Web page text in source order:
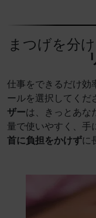
まつげを分
仕事をできるだけ効
ールを選択してくだ
ザーは、きっとあな
量で使いやすく、手
首に負担をかけずに